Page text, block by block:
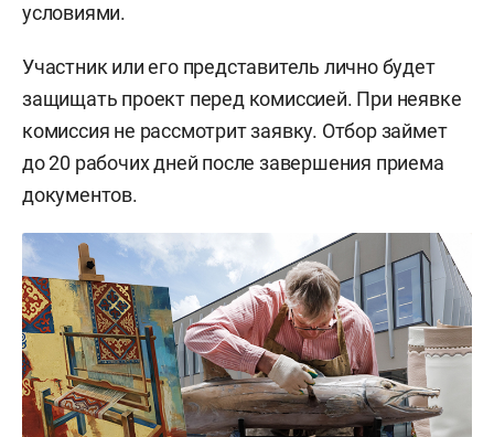
условиями.
Участник или его представитель лично будет
защищать проект перед комиссией. При неявке
комиссия не рассмотрит заявку. Отбор займет
до 20 рабочих дней после завершения приема
документов.